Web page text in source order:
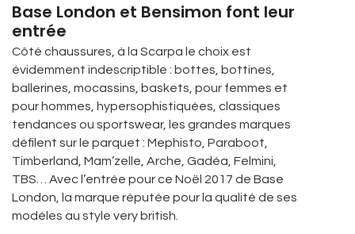
Base London et Bensimon font leur
entrée
Côté chaussures, à la Scarpa le choix est
évidemment indescriptible : bottes, bottines,
ballerines, mocassins, baskets, pour femmes et
pour hommes, hypersophistiquées, classiques
tendances ou sportswear, les grandes marques
défilent sur le parquet : Mephisto, Paraboot,
Timberland, Mam’zelle, Arche, Gadéa, Felmini,
TBS… Avec l’entrée pour ce Noël 2017 de Base
London, la marque réputée pour la qualité de ses
modèles au style very british.